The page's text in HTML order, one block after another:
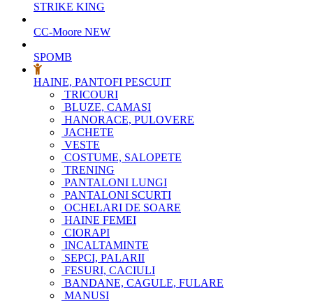
STRIKE KING
CC-Moore NEW
SPOMB
HAINE, PANTOFI PESCUIT
TRICOURI
BLUZE, CAMASI
HANORACE, PULOVERE
JACHETE
VESTE
COSTUME, SALOPETE
TRENING
PANTALONI LUNGI
PANTALONI SCURTI
OCHELARI DE SOARE
HAINE FEMEI
CIORAPI
INCALTAMINTE
SEPCI, PALARII
FESURI, CACIULI
BANDANE, CAGULE, FULARE
MANUSI